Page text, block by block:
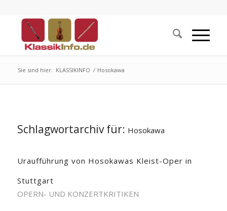
Sie sind hier: KLASSIKINFO / Hosokawa
Schlagwortarchiv für: Hosokawa
Uraufführung von Hosokawas Kleist-Oper in
Stuttgart
OPERN- UND KONZERTKRITIKEN